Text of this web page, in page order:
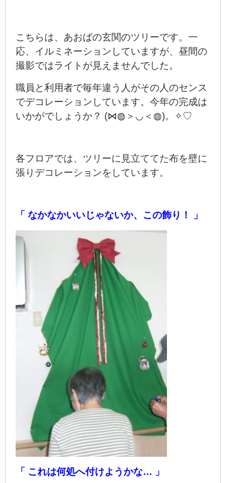
こちらは、あおばの玄関のツリーです。一
応、イルミネーションしていますが、昼間の
撮影ではライトが見えませんでした。
職員と利用者で毎年違う人がその人のセンス
でデコレーションしています。今年の完成は
いかがでしょうか？ (⋈◍＞◡＜◍)。✧♡
各フロアでは、ツリーに見立ててた布を壁に
張りデコレーションをしています。
「 なかなかいいじゃないか、この飾り！ 」
「 これは何処へ付けようかな… 」